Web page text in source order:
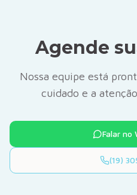
Agende
Nossa equipe está
cuidado e a
Falar no
(19)